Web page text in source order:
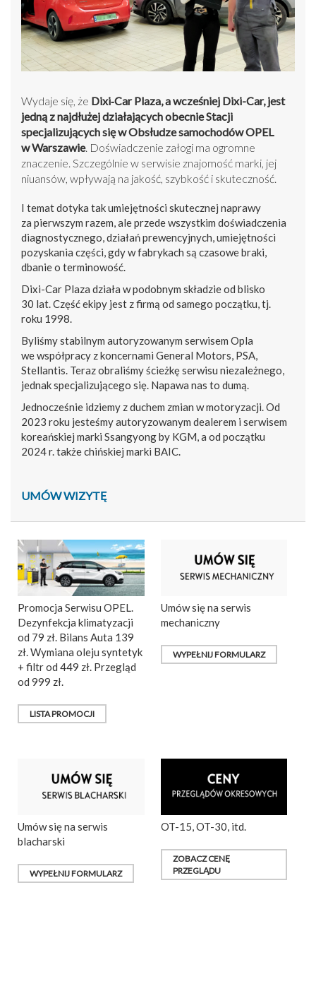
Wydaje się, że Dixi‑Car Plaza, a wcześniej Dixi-Car, jest
jedną z najdłużej działających obecnie Stacji
specjalizujących się w Obsłudze samochodów OPEL
w Warszawie. Doświadczenie załogi ma ogromne
znaczenie. Szczególnie w serwisie znajomość marki, jej
niuansów, wpływają na jakość, szybkość i skuteczność.
I temat dotyka tak umiejętności skutecznej naprawy
za pierwszym razem, ale przede wszystkim doświadczenia
diagnostycznego, działań prewencyjnych, umiejętności
pozyskania części, gdy w fabrykach są czasowe braki,
dbanie o terminowość.
Dixi-Car Plaza działa w podobnym składzie od blisko
30 lat. Część ekipy jest z firmą od samego początku, tj.
roku 1998.
Byliśmy stabilnym autoryzowanym serwisem Opla
we współpracy z koncernami General Motors, PSA,
Stellantis. Teraz obraliśmy ścieżkę serwisu niezależnego,
jednak specjalizującego się. Napawa nas to dumą.
Jednocześnie idziemy z duchem zmian w motoryzacji. Od
2023 roku jesteśmy autoryzowanym dealerem i serwisem
koreańskiej marki Ssangyong by KGM, a od początku
2024 r. także chińskiej marki BAIC.
UMÓW WIZYTĘ
Promocja Serwisu OPEL.
Dezynfekcja klimatyzacji
od 79 zł. Bilans Auta 139
zł. Wymiana oleju syntetyk
+ filtr od 449 zł. Przegląd
od 999 zł.
LISTA PROMOCJI
Umów się na serwis
mechaniczny
WYPEŁNIJ FORMULARZ
Umów się na serwis
blacharski
WYPEŁNIJ FORMULARZ
OT-15, OT-30, itd.
ZOBACZ CENĘ
PRZEGLĄDU